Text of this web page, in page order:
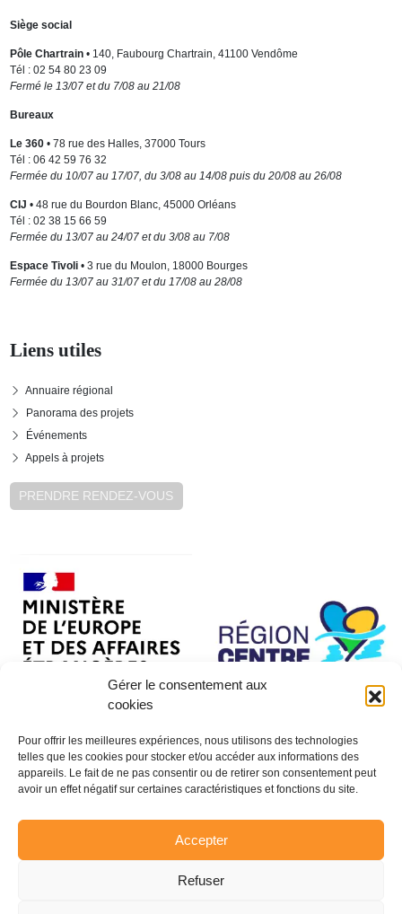
Gérer le consentement aux
cookies
Pour offrir les meilleures expériences, nous utilisons des technologies
telles que les cookies pour stocker et/ou accéder aux informations des
appareils. Le fait de ne pas consentir ou de retirer son consentement peut
avoir un effet négatif sur certaines caractéristiques et fonctions du site.
Accepter
Refuser
Siège social
Pôle Chartrain• 140, Faubourg Chartrain, 41100 Vendôme
Tél : 02 54 80 23 09
Fermé le 13/07 et du 7/08 au 21/08
Bureaux
Le 360• 78 rue des Halles, 37000 Tours
Tél : 06 42 59 76 32
Fermée du 10/07 au 17/07, du 3/08 au 14/08 puis du 20/08 au 26/08
CIJ • 48 rue du Bourdon Blanc, 45000 Orléans
Tél : 02 38 15 66 59
Fermée du 13/07 au 24/07 et du 3/08 au 7/08
Espace Tivoli• 3 rue du Moulon, 18000 Bourges
Fermée du 13/07 au 31/07 et du 17/08 au 28/08
Liens utiles
Annuaire régional
Panorama des projets
Événements
Appels à projets
PRENDRE RENDEZ-VOUS